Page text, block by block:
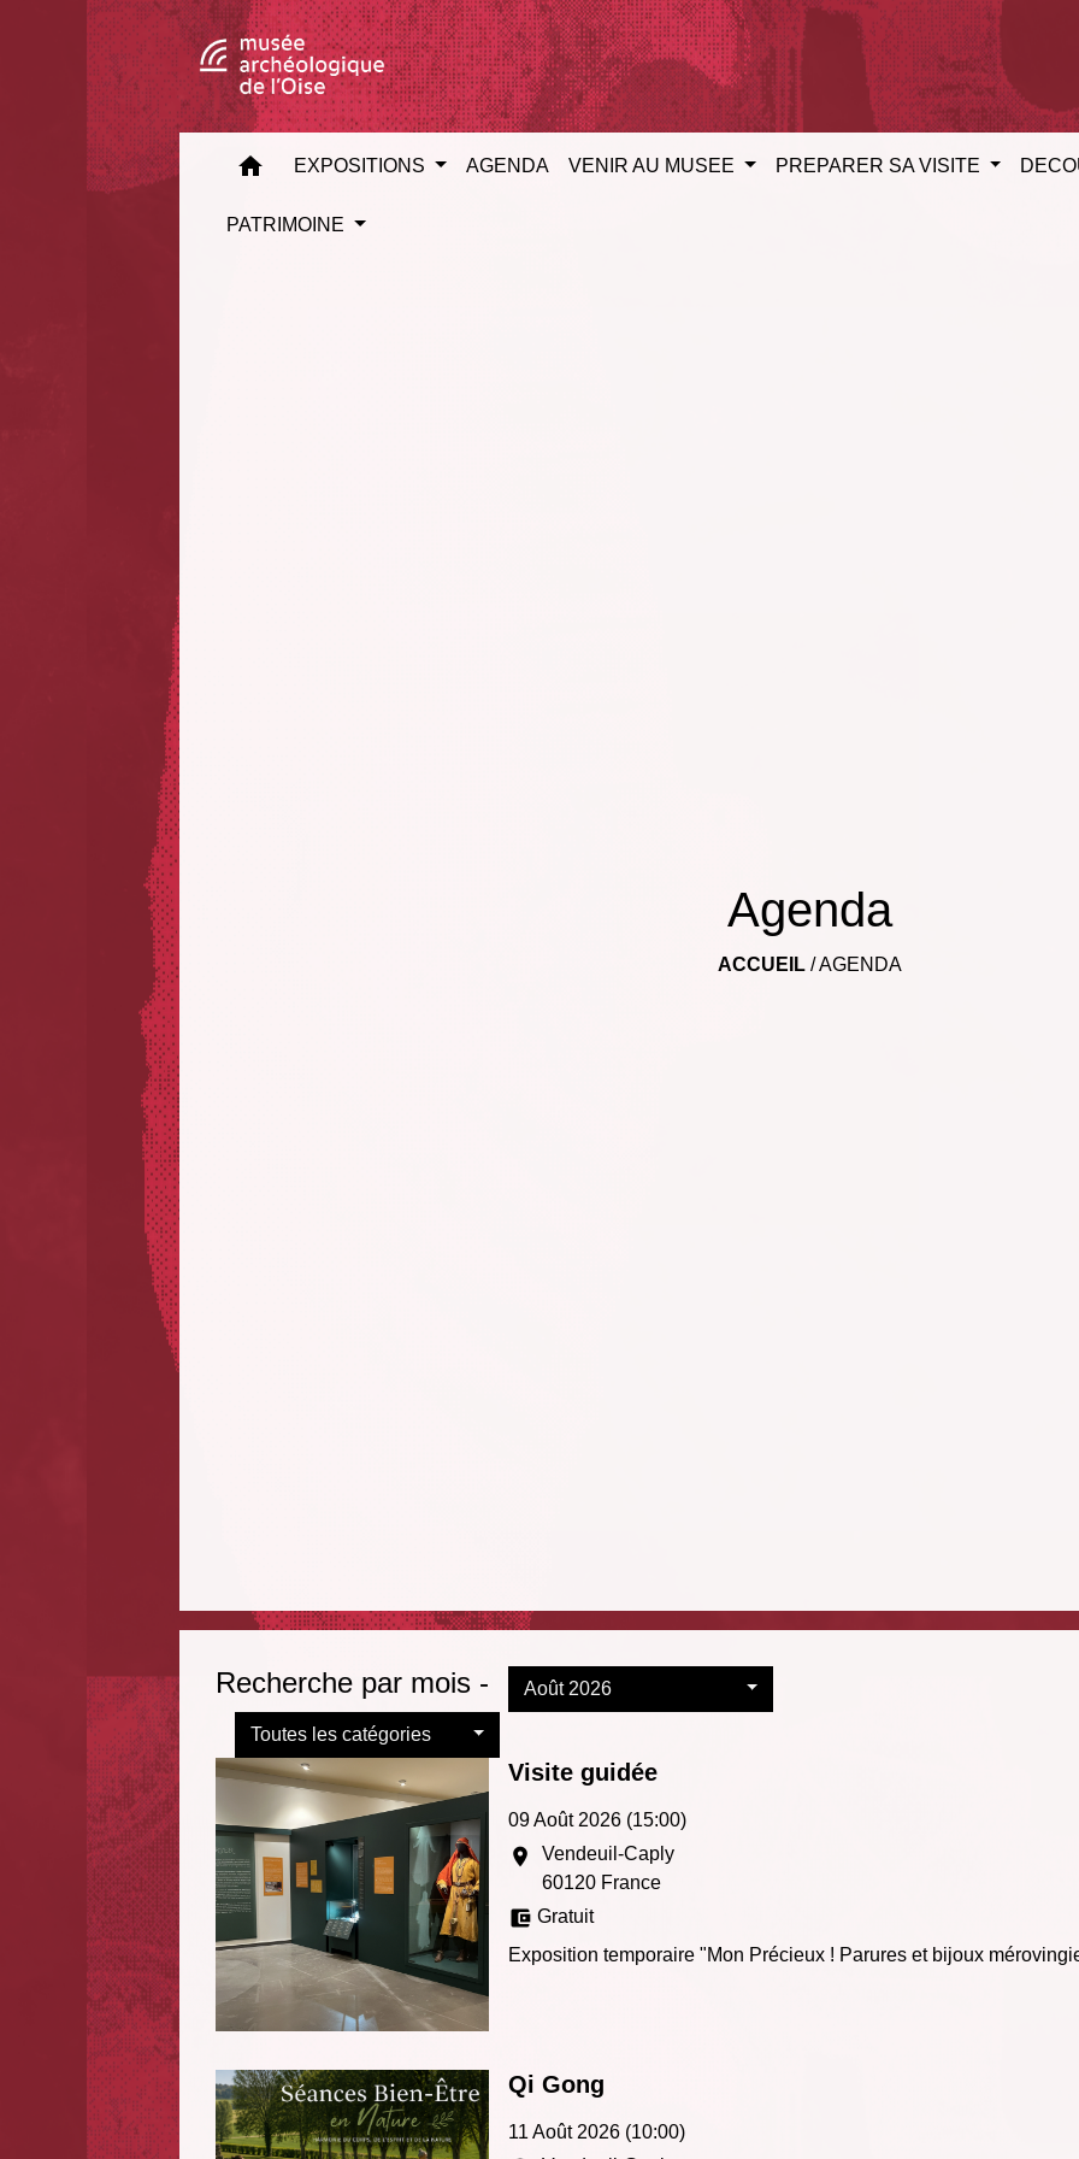
home EXPOSITIONS AGENDA VENIR AU MUSEE PREPARER SA VISITE
PATRIMOINE
Agenda
ACCUEIL/AGENDA
Recherche par mois - Août 2026
Toutes les catégories
Visite guidée
09 Août 2026 (15:00)
location_on
Vendeuil-Caply
60120 France
account_balance_wallet Gratuit
Exposition temporaire "Mon Précieux ! Parures et bijoux
Qi Gong
11 Août 2026 (10:00)